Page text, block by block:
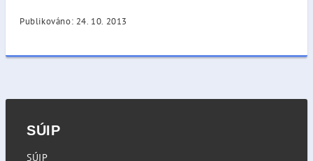
Publikováno: 24. 10. 2013
SÚIP
SÚIP